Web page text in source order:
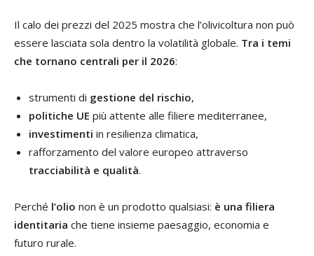
Il calo dei prezzi del 2025 mostra che l’olivicoltura non può
essere lasciata sola dentro la volatilità globale. Tra i temi
che tornano centrali per il 2026:
strumenti di gestione del rischio,
politiche UE più attente alle filiere mediterranee,
investimenti in resilienza climatica,
rafforzamento del valore europeo attraverso
tracciabilità e qualità.
Perché l’olio non è un prodotto qualsiasi: è una filiera
identitaria che tiene insieme paesaggio, economia e
futuro rurale.